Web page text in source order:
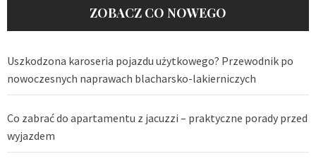
ZOBACZ CO NOWEGO
Uszkodzona karoseria pojazdu użytkowego? Przewodnik po
nowoczesnych naprawach blacharsko-lakierniczych
Co zabrać do apartamentu z jacuzzi – praktyczne porady przed
wyjazdem